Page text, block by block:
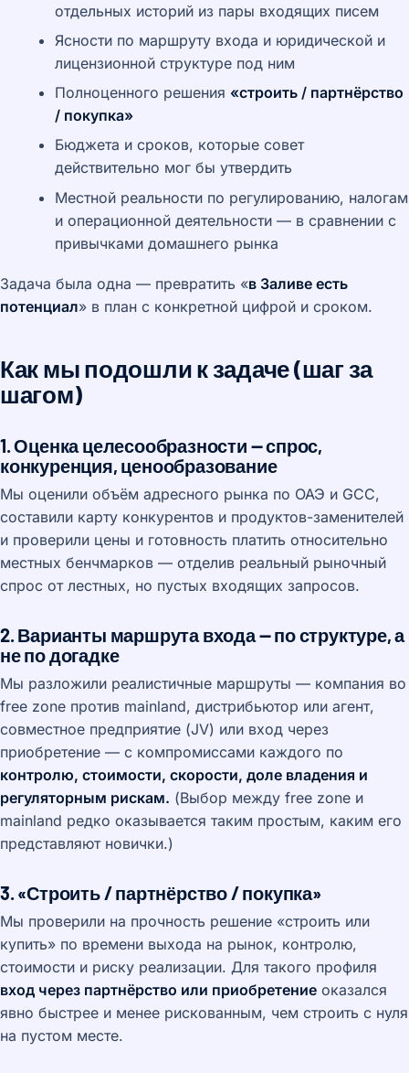
отдельных историй из пары входящих писем
Ясности по маршруту входа и юридической и
лицензионной структуре под ним
Полноценного решения «строить / партнёрство
/ покупка»
Бюджета и сроков, которые совет
действительно мог бы утвердить
Местной реальности по регулированию, налогам
и операционной деятельности — в сравнении с
привычками домашнего рынка
Задача была одна — превратить «в Заливе есть
потенциал» в план с конкретной цифрой и сроком.
Как мы подошли к задаче (шаг за
шагом)
1. Оценка целесообразности — спрос,
конкуренция, ценообразование
Мы оценили объём адресного рынка по ОАЭ и GCC,
составили карту конкурентов и продуктов-заменителей
и проверили цены и готовность платить относительно
местных бенчмарков — отделив реальный рыночный
спрос от лестных, но пустых входящих запросов.
2. Варианты маршрута входа — по структуре, а
не по догадке
Мы разложили реалистичные маршруты — компания во
free zone против mainland, дистрибьютор или агент,
совместное предприятие (JV) или вход через
приобретение — с компромиссами каждого по
контролю, стоимости, скорости, доле владения и
регуляторным рискам. (Выбор между free zone и
mainland редко оказывается таким простым, каким его
представляют новички.)
3. «Строить / партнёрство / покупка»
Мы проверили на прочность решение «строить или
купить» по времени выхода на рынок, контролю,
стоимости и риску реализации. Для такого профиля
вход через партнёрство или приобретение оказался
явно быстрее и менее рискованным, чем строить с нуля
на пустом месте.